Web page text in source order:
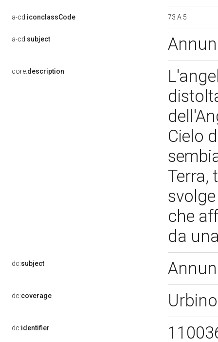
a-cd:iconclassCode 73 A 5
a-cd:subject
core:description
Cielo
Terra,
che
da
dc:subject
dc:coverage
dc:identifier